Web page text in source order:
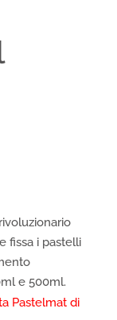
fissa i pastelli
e 500ml.
Pastelmat di